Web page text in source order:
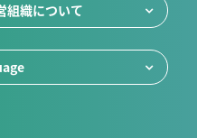
組織について